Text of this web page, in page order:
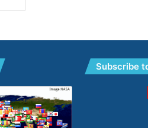
Subscribe